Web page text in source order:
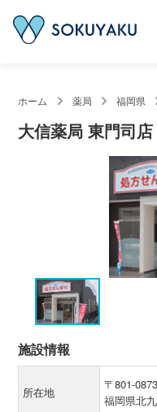
ホーム 薬局 福岡県
大信薬局 東門司店
施設情報
所在地
〒801-0873
福岡県北